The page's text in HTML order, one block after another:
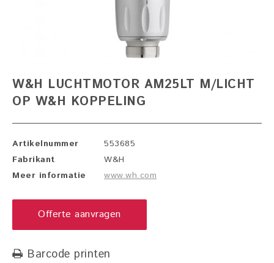
W&H LUCHTMOTOR AM25LT M/LICHT
OP W&H KOPPELING
Artikelnummer
553685
Fabrikant
W&H
Meer informatie
www.wh.com
Offerte aanvragen
Barcode printen